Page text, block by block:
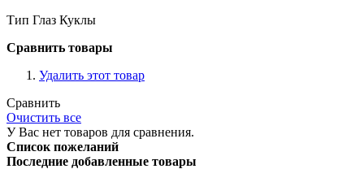
Тип Глаз Куклы
Сравнить товары
Удалить этот товар
Сравнить
Очистить все
У Вас нет товаров для сравнения.
Список пожеланий
Последние добавленные товары